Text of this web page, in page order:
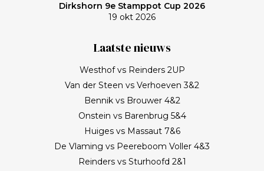
Dirkshorn 9e Stamppot Cup 2026
19 okt 2026
Laatste nieuws
Westhof vs Reinders 2UP
Van der Steen vs Verhoeven 3&2
Bennik vs Brouwer 4&2
Onstein vs Barenbrug 5&4
Huiges vs Massaut 7&6
De Vlaming vs Peereboom Voller 4&3
Reinders vs Sturhoofd 2&1